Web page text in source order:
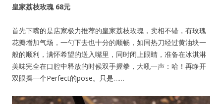
皇家荔枝玫瑰 68元
首先下嘴的是店家极力推荐的皇家荔枝玫瑰，卖相不错，有玫瑰
花瓣增加气场，一勺下去也十分的顺畅，如同热刀经过黄油块一
般的顺利，满怀希望的送入嘴里，同时闭上眼睛，准备在冰淇淋
美味完全在口腔中释放的时候双手握拳，大吼一声：哈！再睁开
双眼摆一个Perfect的pose。只是……